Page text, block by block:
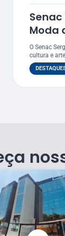
Moda
O Senac
cultura e